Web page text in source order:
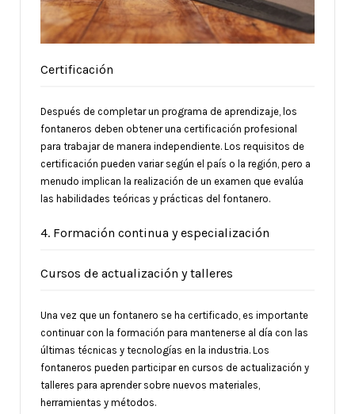
Certificación
Después de completar un programa de aprendizaje, los
fontaneros deben obtener una certificación profesional
para trabajar de manera independiente. Los requisitos de
certificación pueden variar según el país o la región, pero a
menudo implican la realización de un examen que evalúa
las habilidades teóricas y prácticas del fontanero.
4. Formación continua y especialización
Cursos de actualización y talleres
Una vez que un fontanero se ha certificado, es importante
continuar con la formación para mantenerse al día con las
últimas técnicas y tecnologías en la industria. Los
fontaneros pueden participar en cursos de actualización y
talleres para aprender sobre nuevos materiales,
herramientas y métodos.